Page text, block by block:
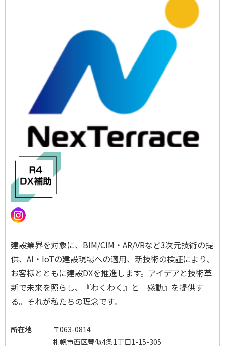
建設業界を対象に、BIM/CIM・AR/VRなど3次元技術の提
供、AI・IoTの建設現場への適用、新技術の検証により、
お客様とともに建設DXを推進します。アイデアと技術革
新で未来を照らし、『わくわく』と『感動』を提供す
る。それが私たちの理念です。
所在地
〒063-0814
札幌市西区琴似4条1丁目1-15-305